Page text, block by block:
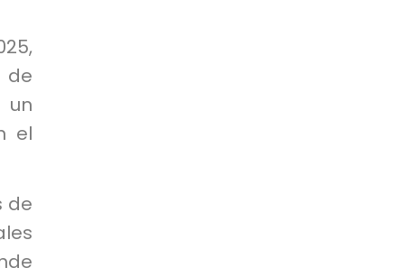
de
un
el
de